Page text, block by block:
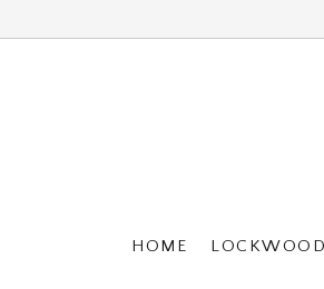
HOME LOCKWOOD